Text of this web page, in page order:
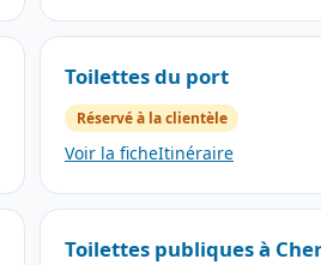
Toilettes du port
Réservé à la clientèle
Voir la ficheItinéraire
Toilettes publiques à